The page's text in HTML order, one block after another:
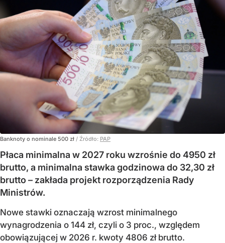
Banknoty o nominale 500 zł / Źródło: PAP
Płaca minimalna w 2027 roku wzrośnie do 4950 zł
brutto, a minimalna stawka godzinowa do 32,30 zł
brutto – zakłada projekt rozporządzenia Rady
Ministrów.
Nowe stawki oznaczają wzrost minimalnego
wynagrodzenia o 144 zł, czyli o 3 proc., względem
obowiązującej w 2026 r. kwoty 4806 zł brutto.